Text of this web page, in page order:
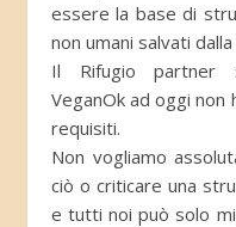
essere la base di
non umani salvati
Il Rifugio partner
VeganOk ad oggi
requisiti.
Non vogliamo
ciò o criticare una
e tutti noi può solo